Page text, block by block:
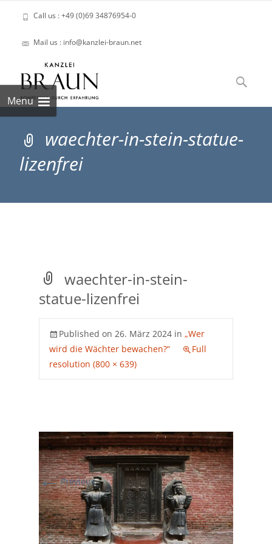
Call us : +49 (0)69 34876954-0
Mail us : info@kanzlei-braun.net
Menu
to
content
Suchen
nach:
waechter-in-stein-statue-
lizenfrei
waechter-in-stein-
statue-lizenfrei
Published on 26. März 2024 in „Wer
wird die Wächter bewachen?“
Full
resolution (800 × 639)
←Previous